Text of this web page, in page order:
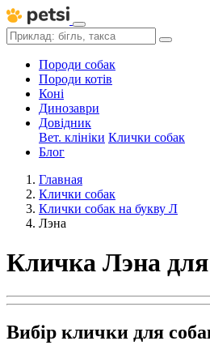
Породи собак
Породи котів
Коні
Динозаври
Довідник
Вет. клініки Клички собак
Блог
Главная
Клички собак
Клички собак на букву Л
Лэна
Кличка Лэна
Вибір клички для